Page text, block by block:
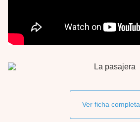
Ver ficha completa